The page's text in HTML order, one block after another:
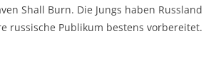
Shall Burn. Die Jungs haben Russland
russische Publikum bestens vorbereitet.